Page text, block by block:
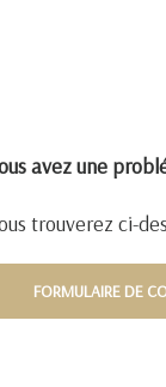
avez une
trouverez ci-
FORMULAIRE DE